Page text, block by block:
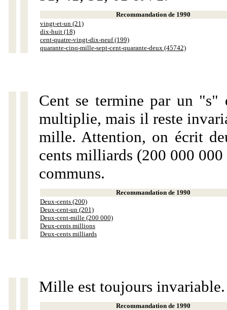
Recommandation de 1990
vingt-et-un (21)
dix-huit (18)
cent-quatre-vingt-dix-neuf (199)
quarante-cinq-mille-sept-cent-quarante-deux (45742)
Cent se termine par un "s"
multiplie, mais il reste
mille. Attention, on écrit
cents milliards (200 000
communs.
Recommandation de 1990
Deux-cents (200)
Deux-cent-un (201)
Deux-cent-mille (200 000)
Deux-cents millions
Deux-cents milliards
Mille est toujours invariable.
Recommandation de 1990